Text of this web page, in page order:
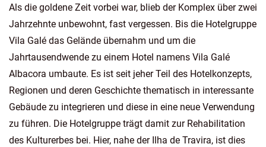
Als die goldene Zeit vorbei war, blieb der Komplex über zwei
Jahrzehnte unbewohnt, fast vergessen. Bis die Hotelgruppe
Vila Galé das Gelände übernahm und um die
Jahrtausendwende zu einem Hotel namens Vila Galé
Albacora umbaute. Es ist seit jeher Teil des Hotelkonzepts,
Regionen und deren Geschichte thematisch in interessante
Gebäude zu integrieren und diese in eine neue Verwendung
zu führen. Die Hotelgruppe trägt damit zur Rehabilitation
des Kulturerbes bei. Hier, nahe der Ilha de Travira, ist dies